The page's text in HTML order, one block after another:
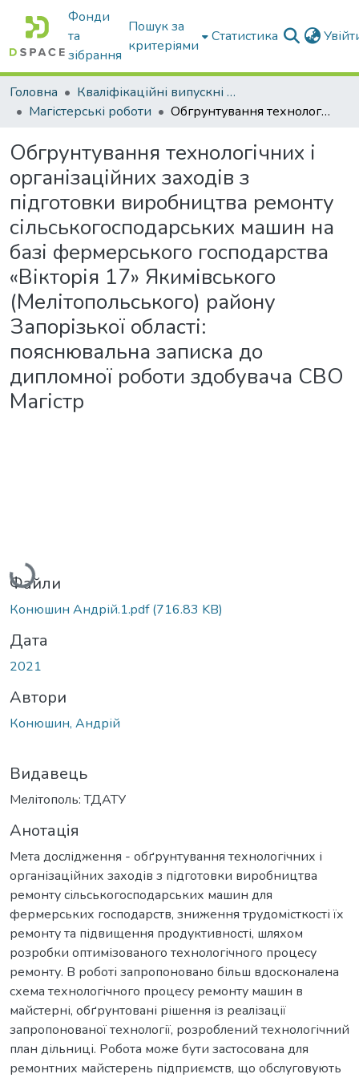
Фонди
та
зібрання
Пошук за
критеріями
Статистика
Головна
Кваліфікаційні випускні роботи бакалаврів і магістрів
Магістерські роботи
Обгрунтування технологічних і організаційних заходів з підготовки виробництва ремонту сільськогосподарських машин на базі фермерського господарства «Вікторія 17» Якимівського (Мелітопольського) району Запорізької області: пояснювальна записка до дипломної роботи здобувача СВО Магістр
Обгрунтування технологічних і
організаційних заходів з
підготовки виробництва ремонту
сільськогосподарських машин на
базі фермерського господарства
«Вікторія 17» Якимівського
(Мелітопольського) району
Запорізької області:
пояснювальна записка до
дипломної роботи здобувача СВО
Магістр
Вантажиться...
Файли
Конюшин Андрій.1.pdf(716.83 KB)
Дата
2021
Автори
Конюшин, Андрій
Видавець
Мелітополь: ТДАТУ
Анотація
Мета дослідження - обґрунтування технологічних і
організаційних заходів з підготовки виробництва
ремонту сільськогосподарських машин для
фермерських господарств, зниження трудомісткості їх
ремонту та підвищення продуктивності, шляхом
розробки оптимізованого технологічного процесу
ремонту. В роботі запропоновано більш вдосконалена
схема технологічного процесу ремонту машин в
майстерні, обґрунтовані рішення із реалізації
запропонованої технології, розроблений технологічний
план дільниці. Робота може бути застосована для
ремонтних майстерень підприємств, що обслуговують